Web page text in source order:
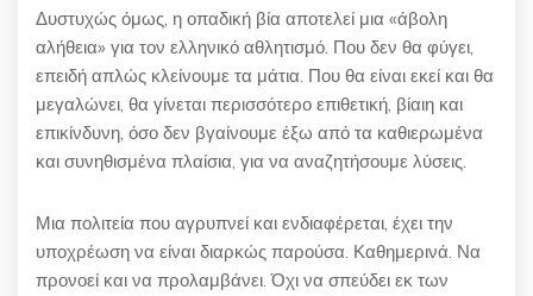
Δυστυχώς όμως, η οπαδική βία αποτελεί μια «άβολη
αλήθεια» για τον ελληνικό αθλητισμό. Που δεν θα φύγει,
επειδή απλώς κλείνουμε τα μάτια. Που θα είναι εκεί και θα
μεγαλώνει, θα γίνεται περισσότερο επιθετική, βίαιη και
επικίνδυνη, όσο δεν βγαίνουμε έξω από τα καθιερωμένα
και συνηθισμένα πλαίσια, για να αναζητήσουμε λύσεις.
Μια πολιτεία που αγρυπνεί και ενδιαφέρεται, έχει την
υποχρέωση να είναι διαρκώς παρούσα. Καθημερινά. Να
προνοεί και να προλαμβάνει. Όχι να σπεύδει εκ των